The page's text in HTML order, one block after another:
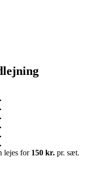
lejes for 150 kr. pr. sæt.